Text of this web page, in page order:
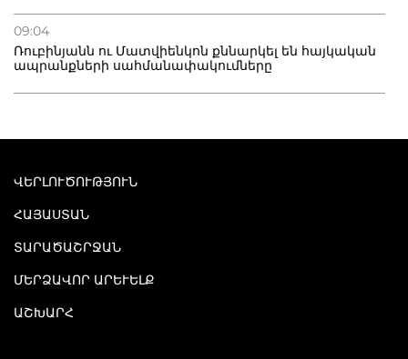
09:04
Ռուբինյանն ու Մատվիենկոն քննարկել են հայկական
ապրանքների սահմանափակումները
ՎԵՐԼՈՒԾՈՒԹՅՈՒՆ
ՀԱՅԱՍՏԱՆ
ՏԱՐԱԾԱՇՐՋԱՆ
ՄԵՐՁԱՎՈՐ ԱՐԵՒԵԼՔ
ԱՇԽԱՐՀ